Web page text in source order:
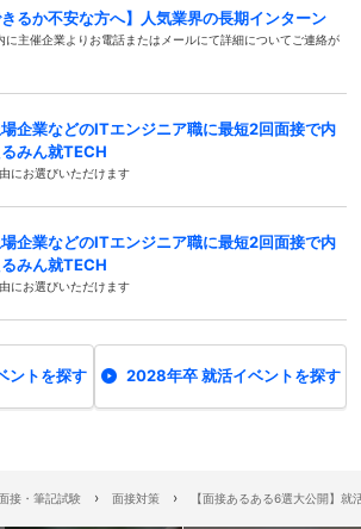
きるか不安な方へ】人気業界の長期インターン
に主催企業よりお電話またはメールにて詳細についてご連絡が
企業などのITエンジニア職に最短2回面接で内
みん就TECH
にお選びいただけます
企業などのITエンジニア職に最短2回面接で内
みん就TECH
にお選びいただけます
ントを探す 2028年卒 就活イベントを探す
接・筆記試験 › 面接対策 › 【面接あるある6選大公開】